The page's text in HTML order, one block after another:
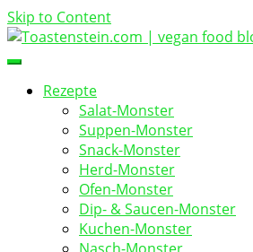
Skip to Content
Toastenstein.com
vegan food blog
Rezepte
Salat-Monster
Suppen-Monster
Snack-Monster
Herd-Monster
Ofen-Monster
Dip- & Saucen-Monster
Kuchen-Monster